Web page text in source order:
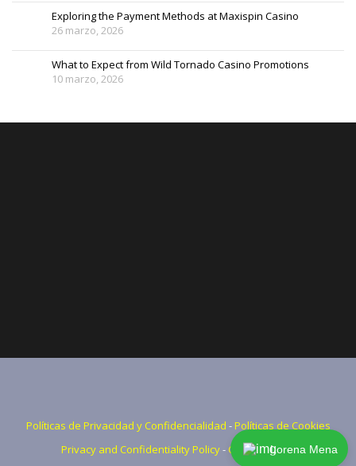
Lorena Mena
Exploring the Payment Methods at Maxispin Casino
26 marzo, 2026
What to Expect from Wild Tornado Casino Promotions
10 marzo, 2026
Políticas de Privacidad y Confidencialidad -Políticas de Cookies
Privacy and Confidentiality Policy- CookiesPolicy